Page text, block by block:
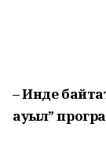
– Инде
ауыл”